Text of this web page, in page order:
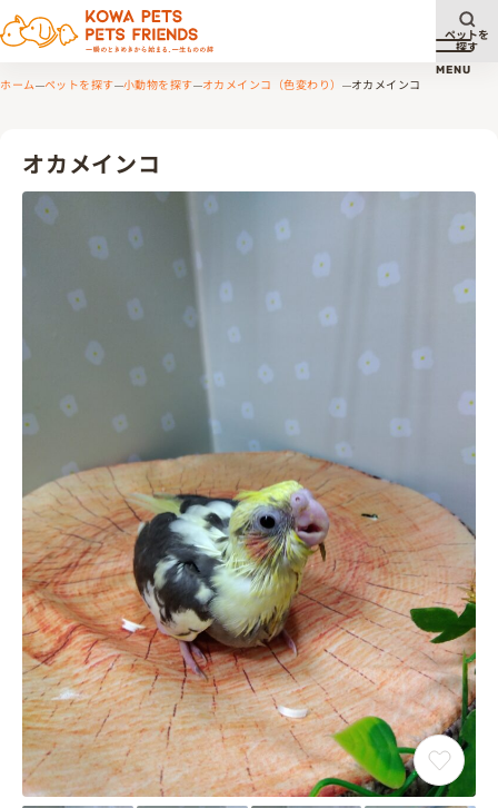
メニ
MENU
ペットを
探す
ホーム ペットを探す 小動物を探す オカメインコ（色変わり） オカメインコ
オカメインコ